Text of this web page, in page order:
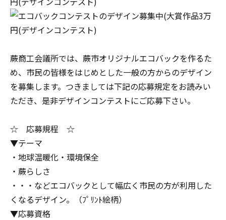
蕨商工会議所では、蕨市オリジナルエコバックを作るた
め、市民の皆様をはじめとした一般の方からのデザイン
を募集します。つきましては下記の応募規定をお読みい
ただき、是非デザインコンテストにご応募下さい。
☆ 応募規程 ☆
▼テーマ
・地球温暖化・環境保全
・蕨らしさ
・・・などエコバックとして幅広く市民の方が利用した
くなるデザイン。（ﾌﾟﾘﾝﾄ絵柄）
▼応募資格